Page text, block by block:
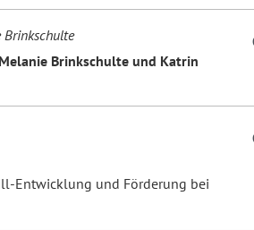
Brinkschulte
Brinkschulte und Katrin
Entwicklung und Förderung bei